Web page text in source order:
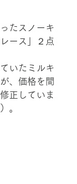
たスノーキ
ース」２点
いたミルキ
、価格を間
正していま
。